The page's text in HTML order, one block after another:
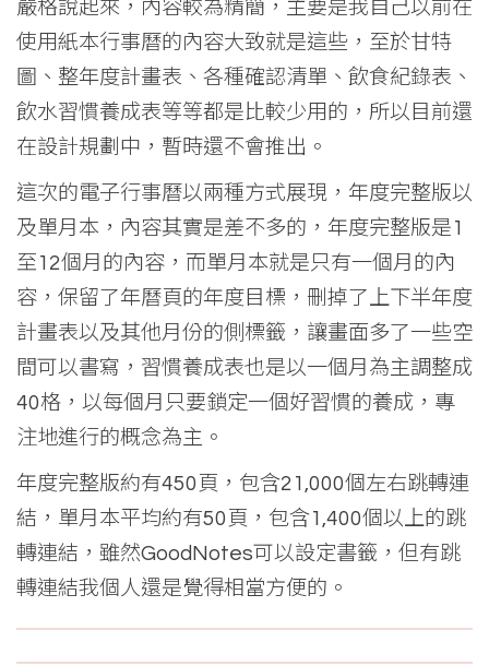
嚴格說起來，內容較為精簡，主要是我自己以前在
使用紙本行事曆的內容大致就是這些，至於甘特
圖、整年度計畫表、各種確認清單、飲食紀錄表、
飲水習慣養成表等等都是比較少用的，所以目前還
在設計規劃中，暫時還不會推出。
這次的電子行事曆以兩種方式展現，年度完整版以
及單月本，內容其實是差不多的，年度完整版是1
至12個月的內容，而單月本就是只有一個月的內
容，保留了年曆頁的年度目標，刪掉了上下半年度
計畫表以及其他月份的側標籤，讓畫面多了一些空
間可以書寫，習慣養成表也是以一個月為主調整成
40格，以每個月只要鎖定一個好習慣的養成，專
注地進行的概念為主。
年度完整版約有450頁，包含21,000個左右跳轉連
結，單月本平均約有50頁，包含1,400個以上的跳
轉連結，雖然GoodNotes可以設定書籤，但有跳
轉連結我個人還是覺得相當方便的。